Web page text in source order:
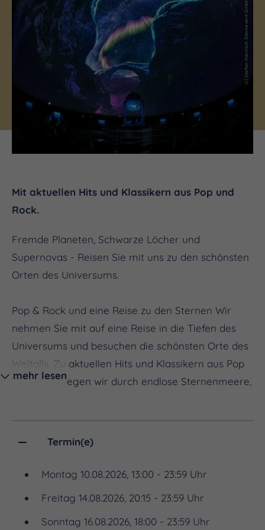
(c) Stefan Harnisch Sternevent GmbH
Mit aktuellen Hits und Klassikern aus Pop und
Rock.
Fremde Planeten, Schwarze Löcher und
Supernovas - Reisen Sie mit uns zu den schönsten
Orten des Universums.
Pop & Rock und eine Reise zu den Sternen Wir
nehmen Sie mit auf eine Reise in die Tiefen des
Universums und besuchen die schönsten Orte des
Weltalls. Zu aktuellen Hits und Klassikern aus Pop
und Rock fliegen wir durch endlose Sternenmeere,
nur die Sterne genießen. Entspannt zu den
beginnt auf der Erde, führt uns durch das
Sonnensystem und zeigt atemberaubende
mehr lesen
Termin(e)
Montag 10.08.2026, 13:00 - 23:59 Uhr
Freitag 14.08.2026, 20:15 - 23:59 Uhr
Sonntag 16.08.2026, 18:00 - 23:59 Uhr